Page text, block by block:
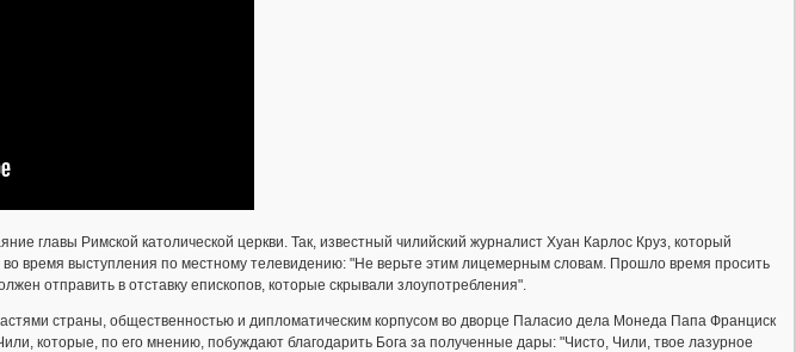
главы Римской католической церкви. Так, известный чилийский журналист Хуан Карлос Круз, который
время выступления по местному телевидению: "Не верьте этим лицемерным словам. Прошло время просить
отправить в отставку епископов, которые скрывали злоупотребления".
страны, общественностью и дипломатическим корпусом во дворце Паласио дела Монеда Папа Франциск
которые, по его мнению, побуждают благодарить Бога за полученные дары: "Чисто, Чили, твое лазурное